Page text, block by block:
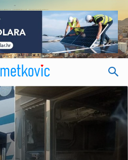
-